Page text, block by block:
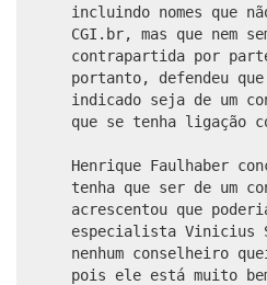
incluindo nomes que
CGI.br, mas que nem
contrapartida por
portanto, defendeu
indicado seja de um
que se tenha ligação
Henrique Faulhaber
tenha que ser de um
acrescentou que
especialista Vinicius
nenhum conselheiro
pois ele está muito